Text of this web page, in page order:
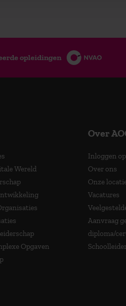
opleidingen
Wereld
Opgaven
Over
Inloggen
Over ons
Onze
Vacatures
Aanvraag
diploma/